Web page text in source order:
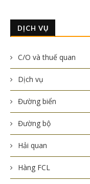
DỊCH VỤ
C/O và thuế quan
Dịch vụ
Đường biển
Đường bộ
Hải quan
Hàng FCL